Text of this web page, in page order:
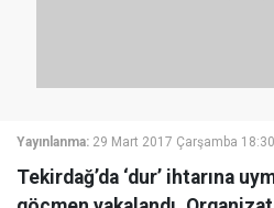
Yayınlanma: 29 Mart 2017 Çarşamba 18:30
Tekirdağ’da ‘dur’ ihtarına